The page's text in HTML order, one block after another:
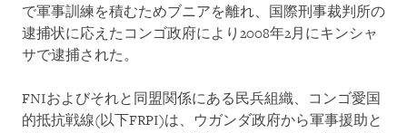
で軍事訓練を積むためブニアを離れ、国際刑事裁判所の
逮捕状に応えたコンゴ政府により2008年2月にキンシャ
サで逮捕された。
FNIおよびそれと同盟関係にある民兵組織、コンゴ愛国
的抵抗戦線(以下FRPI)は、ウガンダ政府から軍事援助と